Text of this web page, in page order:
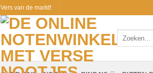
Vers van de markt!
naar: